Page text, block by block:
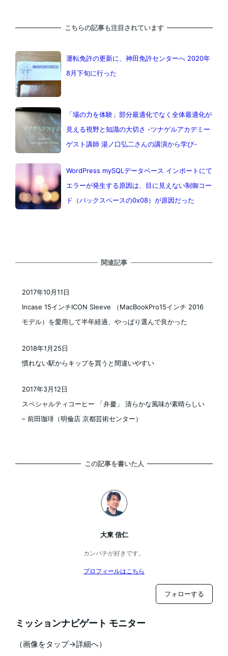
こちらの記事も注目されています
運転免許の更新に、神田免許センターへ 2020年
8月下旬に行った
「場の力を体験」部分最適化でなく全体最適化が
見える視野と知識の大切さ -ツナゲルアカデミー
ゲスト講師 湯ノ口弘二さんの講演から学び-
WordPress mySQLデータベース インポートにて
エラーが発生する原因は、目に見えない制御コー
ド（バックスペースの0x08）が原因だった
関連記事
Incase 15インチICON Sleeve （MacBookPro15インチ 2016
モデル）を愛用して半年経過、やっぱり選んで良かった
2017年10月11日
慣れない駅からキップを買うと間違いやすい
2018年1月25日
スペシャルティコーヒー 「弁慶」 清らかな風味が素晴らしい
– 前田珈琲（明倫店 京都芸術センター）
2017年3月12日
この記事を書いた人
大東 信仁
カンパチが好きです。
プロフィールはこちら
フォローする
ミッションナビゲート モニター
（画像をタップ→詳細へ）